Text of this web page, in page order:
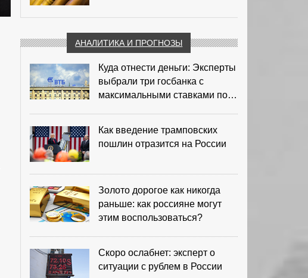
АНАЛИТИКА И ПРОГНОЗЫ
Куда отнести деньги: Эксперты
выбрали три госбанка с
максимальными ставками по
Как введение трамповских
пошлин отразится на России
Золото дорогое как никогда
раньше: как россияне могут
этим воспользоваться?
Скоро ослабнет: эксперт о
ситуации с рублем в России